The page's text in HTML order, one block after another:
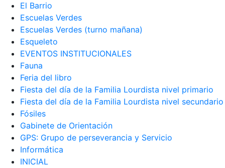
El Barrio
Escuelas Verdes
Escuelas Verdes (turno mañana)
Esqueleto
EVENTOS INSTITUCIONALES
Fauna
Feria del libro
Fiesta del día de la Familia Lourdista nivel primario
Fiesta del día de la Familia Lourdista nivel secundario
Fósiles
Gabinete de Orientación
GPS: Grupo de perseverancia y Servicio
Informática
INICIAL